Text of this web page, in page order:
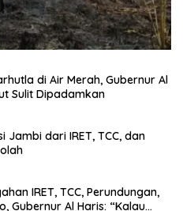
di Air Merah, Gubernur Al
Sulit Dipadamkan
Jambi dari IRET, TCC, dan
IRET, TCC, Perundungan,
Gubernur Al Haris: “Kalau